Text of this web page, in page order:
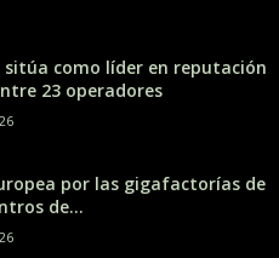
sitúa como líder en reputación
23 operadores
por las gigafactorías de
de...